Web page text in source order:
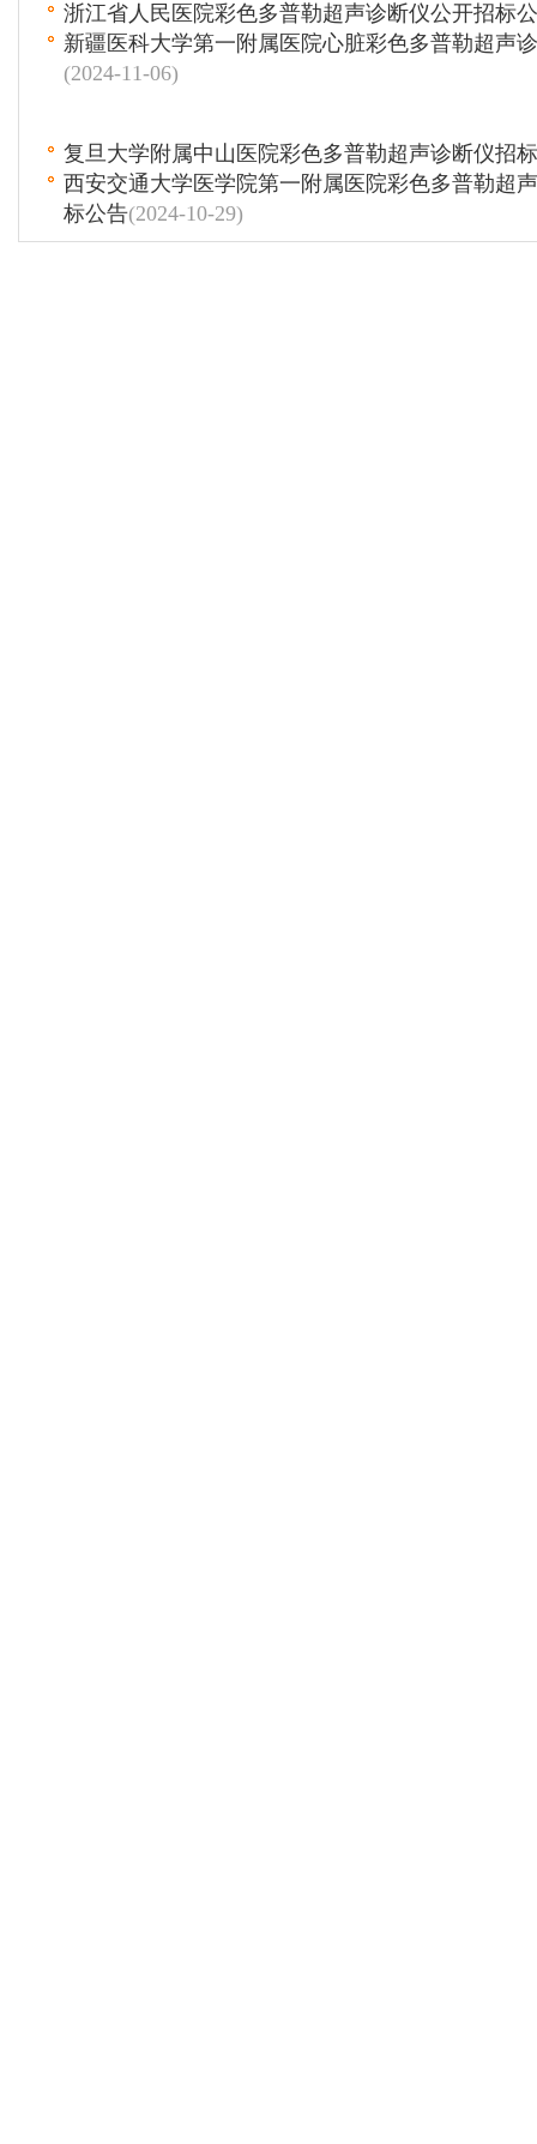
浙江省人民医院彩色多普勒超声诊断仪公开招标
新疆医科大学第一附属医院心脏彩色多普勒超声
(2024-11-06)
复旦大学附属中山医院彩色多普勒超声诊断仪招
西安交通大学医学院第一附属医院彩色多普勒超
标公告(2024-10-29)